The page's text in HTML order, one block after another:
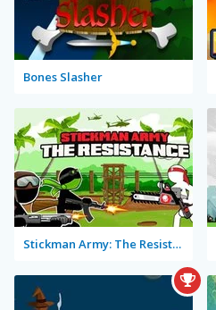
Bones Slasher
Stickman Army: The Resistance